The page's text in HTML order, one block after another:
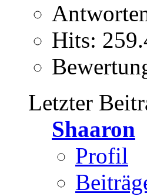
Hits:
Letzter
Shaaron
Profil